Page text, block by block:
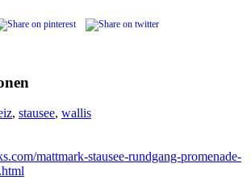
, stausee, wallis
mattmark-stausee-rundgang-promenade-